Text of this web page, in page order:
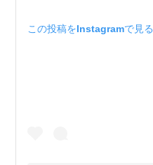
この投稿をInstagramで見る